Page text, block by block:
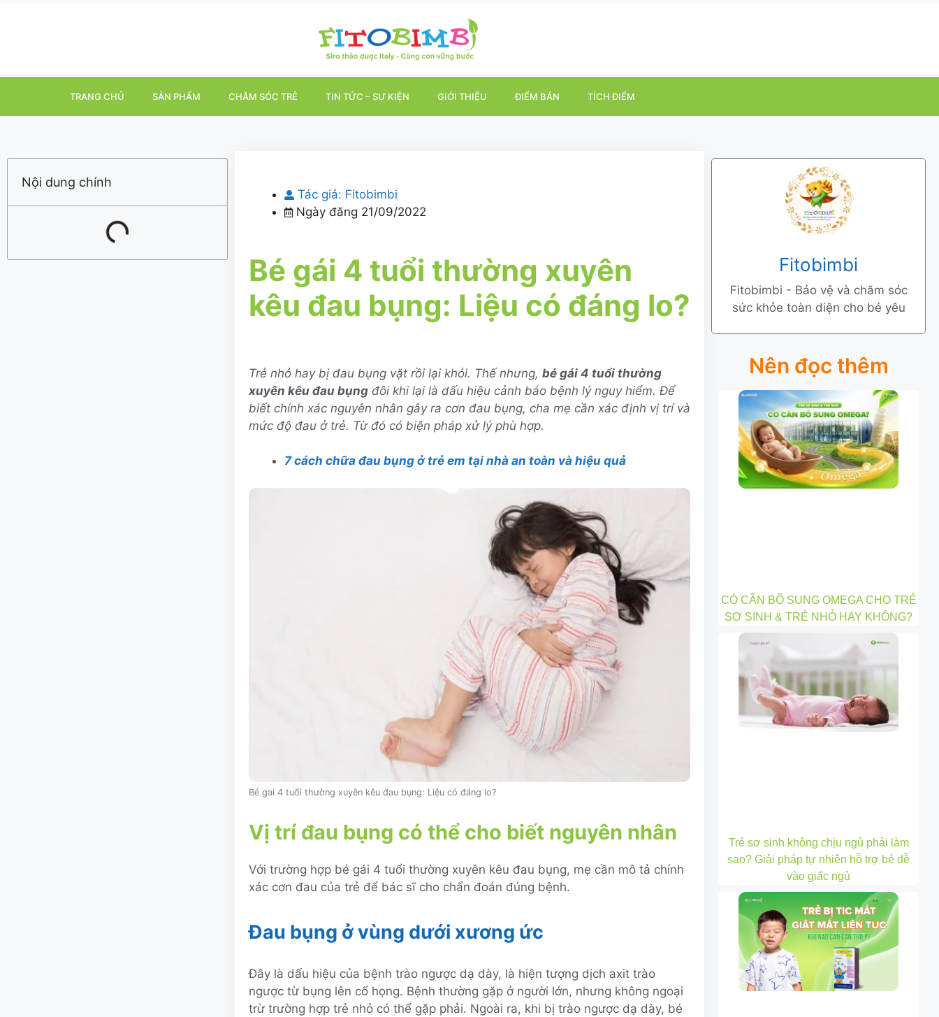
TRANG CHỦ SẢN PHẨM CHĂM SÓC TRẺ TIN TỨC – SỰ KIỆN GIỚI THIỆU ĐIỂM BÁN TÍCH ĐIỂM
Nội dung chính
Tác giả: Fitobimbi
Ngày đăng 21/09/2022
Bé gái 4 tuổi thường xuyên
kêu đau bụng: Liệu có đáng lo?
Trẻ nhỏ hay bị đau bụng vặt rồi lại khỏi. Thế nhưng, bé gái 4 tuổi thường
xuyên kêu đau bụng đôi khi lại là dấu hiệu cảnh báo bệnh lý nguy hiểm. Để
biết chính xác nguyên nhân gây ra cơn đau bụng, cha mẹ cần xác định vị trí và
mức độ đau ở trẻ. Từ đó có biện pháp xử lý phù hợp.
7 cách chữa đau bụng ở trẻ em tại nhà an toàn và hiệu quả
Bé gai 4 tuổi thường xuyên kêu đau bụng: Liệu có đáng lo?
Vị trí đau bụng có thể cho biết nguyên nhân
Với trường hợp bé gái 4 tuổi thường xuyên kêu đau bụng, mẹ cần mô tả chính
xác cơn đau của trẻ để bác sĩ cho chẩn đoán đúng bệnh.
Đau bụng ở vùng dưới xương ức
Đây là dấu hiệu của bệnh trào ngược dạ dày, là hiện tượng dịch axit trào
ngược từ bụng lên cổ họng. Bệnh thường gặp ở người lớn, nhưng không ngoại
trừ trường hợp trẻ nhỏ có thể gặp phải. Ngoài ra, khi bị trào ngược dạ dày, bé
Fitobimbi
Fitobimbi - Bảo vệ và chăm sóc
sức khỏe toàn diện cho bé yêu
Nên đọc thêm
CÓ CẦN BỔ SUNG OMEGA CHO TRẺ
SƠ SINH & TRẺ NHỎ HAY KHÔNG?
Trẻ sơ sinh không chịu ngủ phải làm
sao? Giải pháp tự nhiên hỗ trợ bé dễ
vào giấc ngủ